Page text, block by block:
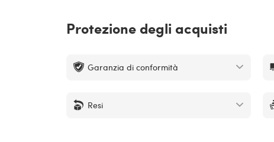
Protezione degli acquisti
Garanzia di conformità
Resi